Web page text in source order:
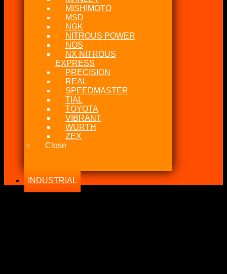
MISHIMOTO
MSD
NGK
NITROUS POWER
NOS
NX NITROUS
EXPRESS
PRECISION
REAL
SPEEDMASTER
TIAL
TOYOTA
VIBRANT
WURTH
ZEX
Close
INDUSTRIAL